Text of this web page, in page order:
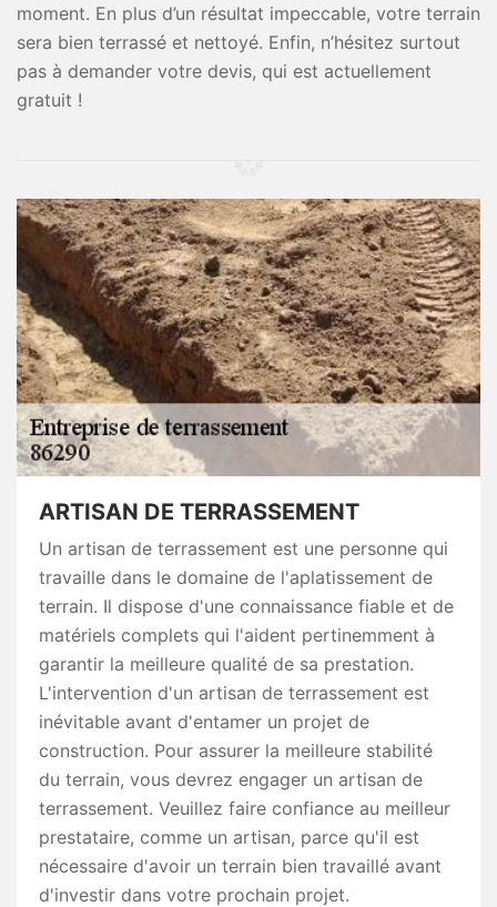
moment. En plus d’un résultat impeccable, votre terrain
sera bien terrassé et nettoyé. Enfin, n’hésitez surtout
pas à demander votre devis, qui est actuellement
gratuit !
ARTISAN DE TERRASSEMENT
Un artisan de terrassement est une personne qui
travaille dans le domaine de l'aplatissement de
terrain. Il dispose d'une connaissance fiable et de
matériels complets qui l'aident pertinemment à
garantir la meilleure qualité de sa prestation.
L'intervention d'un artisan de terrassement est
inévitable avant d'entamer un projet de
construction. Pour assurer la meilleure stabilité
du terrain, vous devrez engager un artisan de
terrassement. Veuillez faire confiance au meilleur
prestataire, comme un artisan, parce qu'il est
nécessaire d'avoir un terrain bien travaillé avant
d'investir dans votre prochain projet.